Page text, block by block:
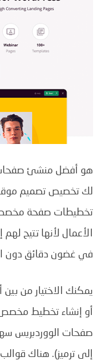
لك تخصيص تصميم
تخطيطات صفحة
الأعمال لأنها تتيح
في غضون دقائق دون
أو إنشاء تخطيط مخصص
صفحات الووردبريس
إلى ترميز). هناك